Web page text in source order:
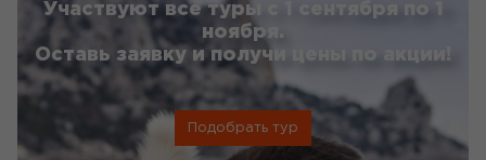
Участвуют все туры с 1 сентября по 1
ноября.
Оставь заявку и получи цены по акции!
Подобрать тур